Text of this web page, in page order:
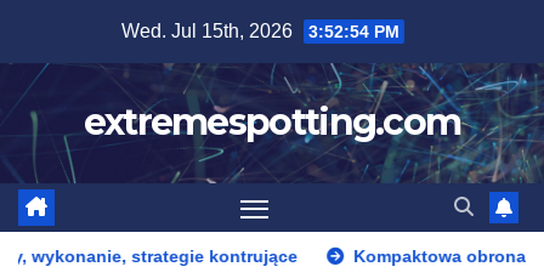
content
Wed. Jul 15th, 2026 3:52:55 PM
extremespotting.com
kontrujące Kompaktowa obrona strefowa: